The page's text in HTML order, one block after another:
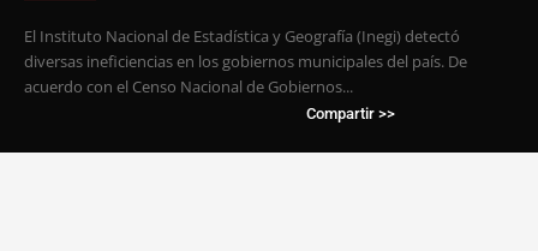
El Instituto Nacional de Estadística y Geografía (Inegi) detectó
diversas ineficiencias en los gobiernos municipales del país. De
acuerdo con el Censo Nacional de Gobiernos...
Compartir >>